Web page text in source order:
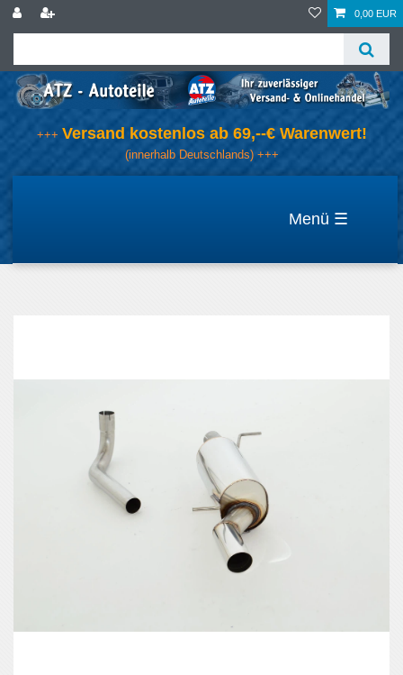
0,00 EUR
+++ Versand kostenlos ab 69,--€ Warenwert!
(innerhalb Deutschlands) +++
☰